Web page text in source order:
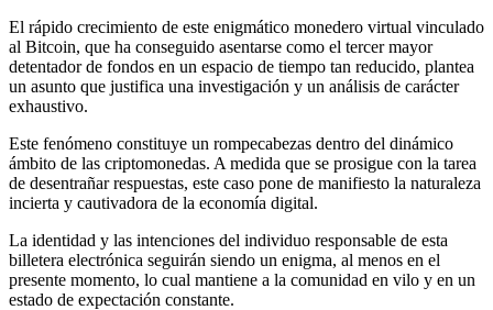
El rápido crecimiento de este enigmático monedero virtual vinculado
al Bitcoin, que ha conseguido asentarse como el tercer mayor
detentador de fondos en un espacio de tiempo tan reducido, plantea
un asunto que justifica una investigación y un análisis de carácter
exhaustivo.
Este fenómeno constituye un rompecabezas dentro del dinámico
ámbito de las criptomonedas. A medida que se prosigue con la tarea
de desentrañar respuestas, este caso pone de manifiesto la naturaleza
incierta y cautivadora de la economía digital.
La identidad y las intenciones del individuo responsable de esta
billetera electrónica seguirán siendo un enigma, al menos en el
presente momento, lo cual mantiene a la comunidad en vilo y en un
estado de expectación constante.